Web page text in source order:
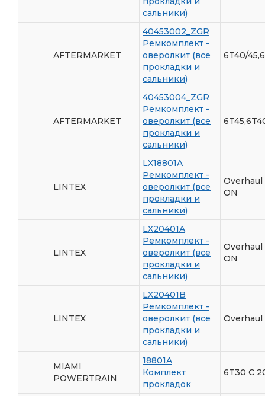
сальники)
AFTERMARKET
40453002_ZGR
Ремкомплект -
оверолкит (все
прокладки и
сальники)
6T40/
AFTERMARKET
40453004_ZGR
Ремкомплект -
оверолкит (все
прокладки и
сальники)
LINTEX
LX18801A
Ремкомплект -
оверолкит (все
прокладки и
сальники)
ON
LINTEX
LX20401A
Ремкомплект -
оверолкит (все
прокладки и
сальники)
Overhaul
ON
LINTEX
LX20401B
Ремкомплект -
оверолкит (все
прокладки и
сальники)
Overhaul
MIAMI
POWERTRAIN
18801A
Комплект
прокладок
6T30 С